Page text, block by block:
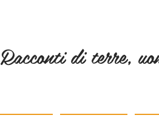
Racconti di terre,